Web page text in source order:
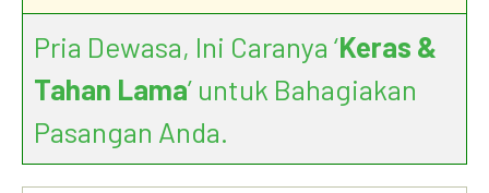
Pria Dewasa, Ini Caranya ‘Keras &
Tahan Lama’ untuk Bahagiakan
Pasangan Anda.